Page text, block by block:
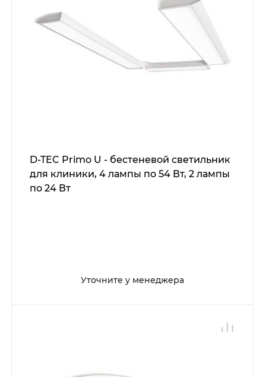
D-TEC Primo U - бестеневой светильник
для клиники, 4 лампы по 54 Вт, 2 лампы
по 24 Вт
Уточните у менеджера